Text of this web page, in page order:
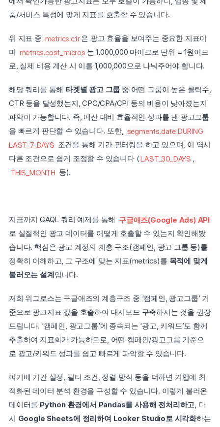
품/서비스 특성에 맞게 지표를 호출할 수 있습니다.
위 지표 중 metrics.ctr은 광고 효율을 보여주는 중요한 지표이
며 metrics.cost_micros 는 1,000,000 마이크로 단위 = 1원이므
로, 실제 비용 계산 시 이를 1,000,000으로 나눠주어야 합니다.
해당 쿼리를 통해 타겟별 광고 그룹 중 어떤 그룹이 높은 클릭수,
CTR 등을 달성했는지, CPC/CPA/CPI 등의 비용이 낮아졌는지
파악이 가능합니다. 즉, 예산 대비 효율적인 성과를 낸 광고그룹
을 빠르게 판단할 수 있습니다. 또한, segments.date DURING
LAST_7_DAYS 조건을 통해 기간 필터링을 하고 있으며, 이 역시
다른 조건으로 쉽게 조정할 수 있습니다 (LAST_30_DAYS
THIS_MONTH 등).
지금까지 GAQL 쿼리 예제를 통해 구글애즈(Google Ads) API
로 실질적인 광고 데이터를 어떻게 호출할 수 있는지 확인해봤
습니다. 핵심은 광고 계정의 계층 구조(캠페인, 광고 그룹 등)를
정확히 이해하고, 그 구조에 맞는 지표(metrics)를 목적에 맞게
불러오는 설계입니다.
저희 위그로스는 구글애즈의 계층구조 중 ‘캠페인, 광고그룹’ 기
준으로 광고지표 값을 호출하여 대시보드 구축하시는 것을 권장
드립니다. ‘캠페인, 광고그룹’에 종속되는 ‘광고, 키워드’도 함께
추출하여 지표화가 가능하므로, 어떤 캠페인/광고그룹 기준으
로 광고/키워드 성과를 쉽고 빠르게 파악할 수 있습니다.
여기에 기간 설정, 필터 조건, 정렬 방식 등을 더하면 기업에 최
적화된 데이터 분석 환경을 구성할 수 있습니다. 이렇게 불러온
데이터를 Python 환경에서 Pandas를 사용해 전처리하고, 다
시 Google Sheets에 정리하여 Looker Studio로 시각화하는